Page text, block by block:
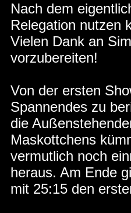
Nach dem
Relegation nutzen
Vielen Dank an
vorzubereiten!
Von der ersten
Spannendes zu
die
Maskottchens
vermutlich noch
heraus. Am Ende
mit 25:15 den